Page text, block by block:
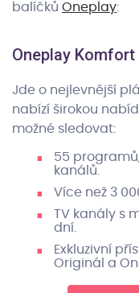
balíčků Oneplay:
Oneplay
Jde o nejlevnější
nabízí širokou
možné sledovat:
55
kanálů.
Více než 3
TV kanály s
dní.
Exkluzivní
Originál a